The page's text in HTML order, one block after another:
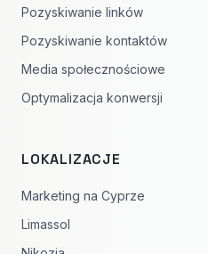
Pozyskiwanie linków
Pozyskiwanie kontaktów
Media społecznościowe
Optymalizacja konwersji
LOKALIZACJE
Marketing na Cyprze
Limassol